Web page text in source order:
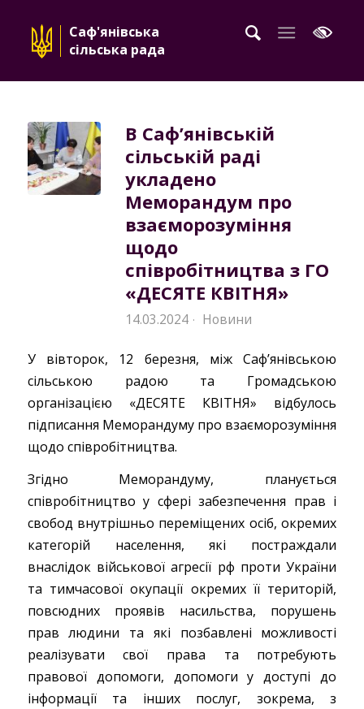
Саф'янівська
сільська рада
В Саф’янівській
сільській раді
укладено
Меморандум про
взаєморозуміння
щодо
співробітництва з ГО
«ДЕСЯТЕ КВІТНЯ»
14.03.2024 · Новини
У вівторок, 12 березня, між Саф’янівською
сільською радою та Громадською
організацією «ДЕСЯТЕ КВІТНЯ» відбулось
підписання Меморандуму про взаєморозуміння
щодо співробітництва.
Згідно Меморандуму, планується
співробітництво у сфері забезпечення прав і
свобод внутрішньо переміщених осіб, окремих
категорій населення, які постраждали
внаслідок військової агресії рф проти України
та тимчасової окупації окремих її територій,
повсюдних проявів насильства, порушень
прав людини та які позбавлені можливості
реалізувати свої права та потребують
правової допомоги, допомоги у доступі до
інформації та інших послуг, зокрема, з